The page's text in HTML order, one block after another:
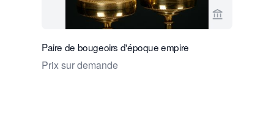
Voir la page
Paire de bougeoirs d'époque empire
Prix sur demande